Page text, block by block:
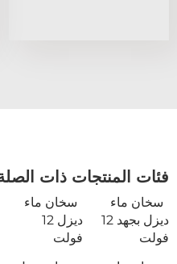
فئات المنتجات ذات الصلة
سخان ماء
ديزل بجهد 12
فولت
سخان ماء
ديزل 12
فولت